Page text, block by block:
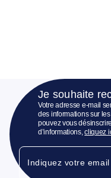
Je souhaite
Votre adresse e-mail
des informations sur
pouvez vous
d’informations,cliquez
Indiquez votre email